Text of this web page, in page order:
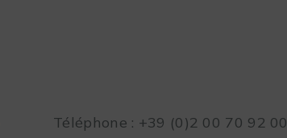
Téléphone : +39 (0)2 00 70 92 00